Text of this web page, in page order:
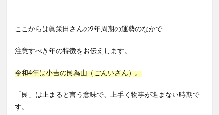
ここからは眞栄田さんの9年周期の運勢のなかで
注意すべき年の特徴をお伝えします。
令和4年は小吉の艮為山（ごんいざん）。
「艮」は止まると言う意味で、上手く物事が進まない時期で
す。